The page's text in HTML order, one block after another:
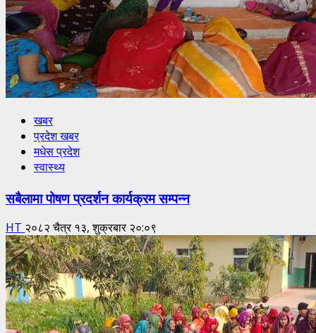
खबर
प्रदेश खबर
मधेस प्रदेश
स्वास्थ्य
सबैलामा पोषण प्रदर्शन कार्यक्रम सम्पन्न
HT २०८२ चैत्र १३, शुक्रबार २०:०९